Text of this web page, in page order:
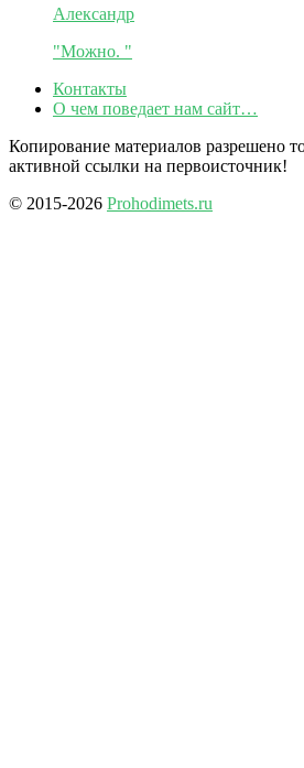
Александр
"Можно. "
Контакты
О чем поведает нам сайт…
Копирование материалов разрешено
активной ссылки на первоисточник!
© 2015-2026 Prohodimets.ru